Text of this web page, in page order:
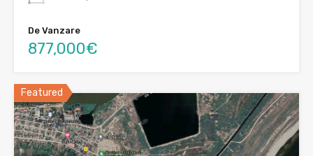
De Vanzare
877,000€
Featured